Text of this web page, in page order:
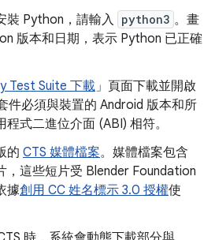
裝 Python，請輸入 python3 。畫
版本和日期，表示 Python 已正確
Test Suite 下載」頁面下載並開啟
件必須與裝置的 Android 版本和所
式二進位介面 (ABI) 相符。
的 CTS 媒體檔案。媒體檔案包含
，這些短片受 Blender Foundation
據創用 CC 姓名標示 3.0 授權使